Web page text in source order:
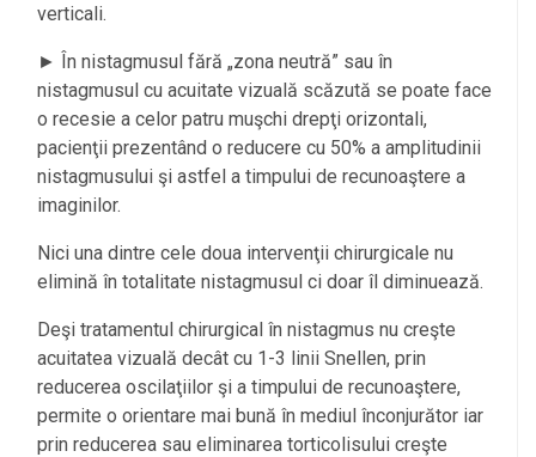
verticali.
► În nistagmusul fără „zona neutră” sau în
nistagmusul cu acuitate vizuală scăzută se poate face
o recesie a celor patru muşchi drepţi orizontali,
pacienţii prezentând o reducere cu 50% a amplitudinii
nistagmusului şi astfel a timpului de recunoaştere a
imaginilor.
Nici una dintre cele doua intervenţii chirurgicale nu
elimină în totalitate nistagmusul ci doar îl diminuează.
Deşi tratamentul chirurgical în nistagmus nu creşte
acuitatea vizuală decât cu 1-3 linii Snellen, prin
reducerea oscilaţiilor şi a timpului de recunoaştere,
permite o orientare mai bună în mediul înconjurător iar
prin reducerea sau eliminarea torticolisului creşte